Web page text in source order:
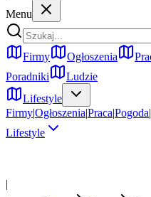
Menu
Firmy Ogłoszenia
Poradniki
Ludzie
Lifestyle
Firmy|Ogłoszenia|Praca|Pogoda|
Lifestyle
|